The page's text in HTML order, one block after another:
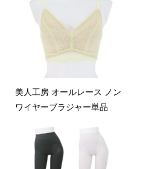
美人工房 オールレース ノン
ワイヤーブラジャー単品